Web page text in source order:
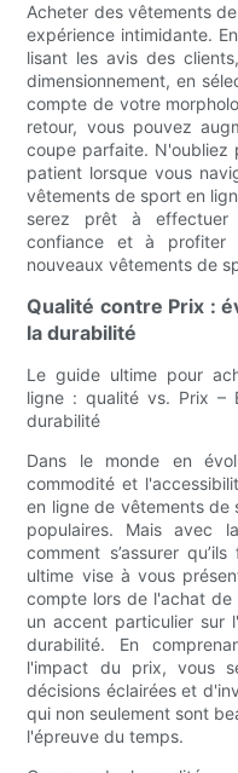
Acheter des vêtements
expérience intimidante.
lisant les avis des
dimensionnement, en
compte de votre
retour, vous pouvez
coupe parfaite. N'oubliez
patient lorsque vous
vêtements de sport en
serez prêt à
confiance et à
nouveaux vêtements de
Qualité contre Prix :
la durabilité
Le guide ultime pour
ligne : qualité vs. Prix ​​–
durabilité
Dans le monde en
commodité et
en ligne de vêtements de
populaires. Mais avec
comment s’assurer
ultime vise à vous
compte lors de l'achat
un accent particulier sur
durabilité. En
l'impact du prix, vous
décisions éclairées et
qui non seulement sont
l'épreuve du temps.